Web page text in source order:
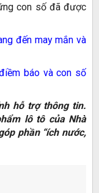
con số đã được
đến may mắn và
báo và con số
hỗ trợ thông tin.
lô tô của Nhà
phần “ích nước,